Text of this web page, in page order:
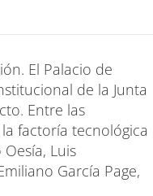
El Palacio de
de la Junta
Entre las
factoría tecnológica
Luis
García Page,